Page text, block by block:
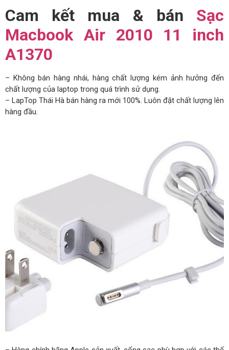
Cam kết mua & bán Sạc
Macbook Air 2010 11 inch
A1370
– Không bán hàng nhái, hàng chất lượng kém ảnh hưởng đến
chất lượng của laptop trong quá trình sử dụng.
– LapTop Thái Hà bán hàng ra mới 100%. Luôn đặt chất lượng lên
hàng đầu.